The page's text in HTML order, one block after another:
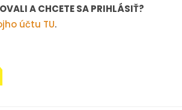
A CHCETE SA PRIHLÁSIŤ?
účtu TU.